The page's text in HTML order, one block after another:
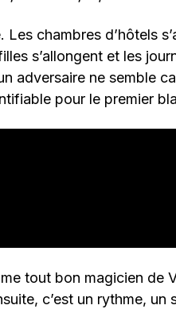
chambres d’hôtels
s’allongent et les
adversaire ne semble
pour le premier
tout bon magicien de
c’est un rythme, un